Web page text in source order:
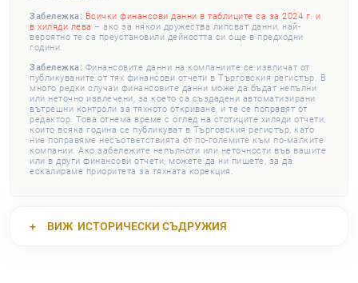
Забележка: Всички финансови данни в таблиците са за 2024 г. и
в хиляди лева – ако за някои дружества липсват данни, най-
вероятно те са преустановили дейността си още в предходни
години.
Забележка: Финансовите данни на компаниите се извличат от
публикуваните от тях финансови отчети в Търговския регистър. В
много редки случаи финансовите данни може да бъдат непълни
или неточно извлечени, за което са създадени автоматизирани
вътрешни контроли за тяхното откриване, и те се поправят от
редактор. Това отнема време с оглед на стотиците хиляди отчети,
които всяка година се публикуват в Търговския регистър, като
ние поправяме несъответствията от по-големите към по-малките
компании. Ако забележите непълноти или неточности във вашите
или в други финансови отчети, можете да ни пишете, за да
ескалираме приоритета за тяхната корекция.
ВИЖ ИСТОРИЧЕСКИ СЪДРУЖИЯ